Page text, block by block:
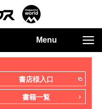
Menu
書店様入口
書籍一覧